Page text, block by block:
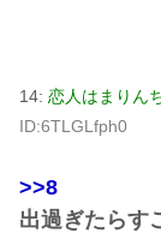
14: 恋人はまりん
ID:6TLGLfph0
>>8
出過ぎたらす